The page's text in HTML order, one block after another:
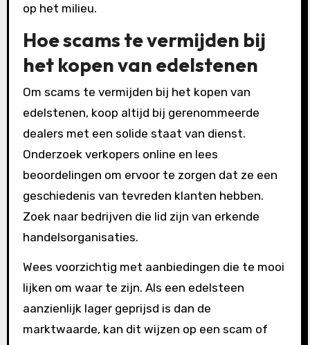
op het milieu.
Hoe scams te vermijden bij
het kopen van edelstenen
Om scams te vermijden bij het kopen van
edelstenen, koop altijd bij gerenommeerde
dealers met een solide staat van dienst.
Onderzoek verkopers online en lees
beoordelingen om ervoor te zorgen dat ze een
geschiedenis van tevreden klanten hebben.
Zoek naar bedrijven die lid zijn van erkende
handelsorganisaties.
Wees voorzichtig met aanbiedingen die te mooi
lijken om waar te zijn. Als een edelsteen
aanzienlijk lager geprijsd is dan de
marktwaarde, kan dit wijzen op een scam of